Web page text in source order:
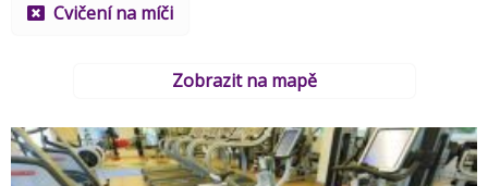
Cvičení na míči
Zobrazit na mapě